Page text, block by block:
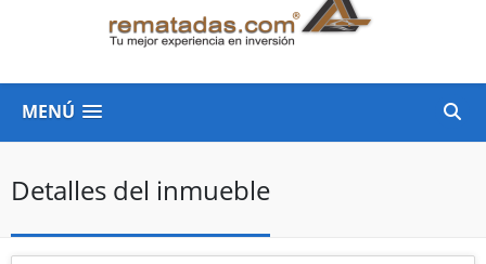
MENÚ
Detalles del inmueble